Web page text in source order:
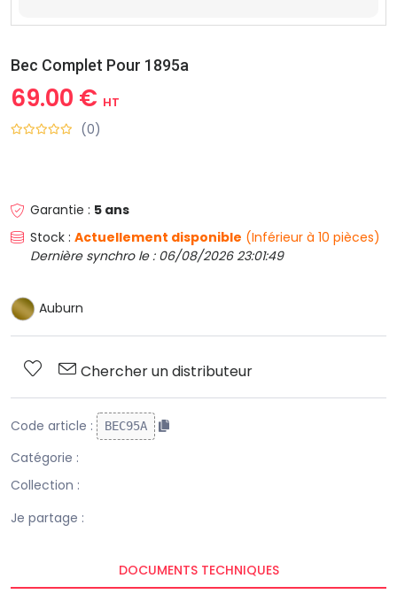
Bec Complet Pour 1895a
69.00 € HT
(0)
Garantie : 5 ans
Stock : Actuellement disponible (Inférieur à 10 pièces)
Dernière synchro le : 06/08/2026 23:01:49
Auburn
Chercher un distributeur
Code article : BEC95A
Catégorie :
Collection :
Je partage :
DOCUMENTS TECHNIQUES